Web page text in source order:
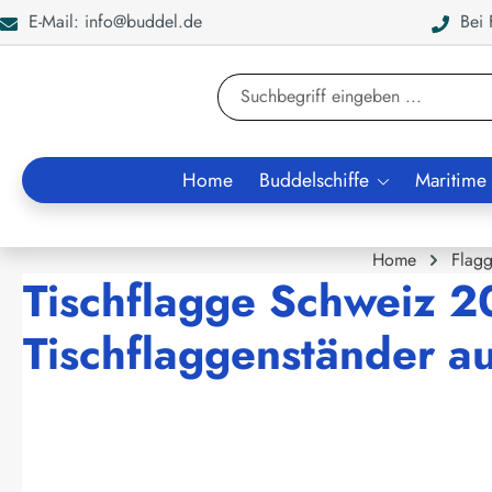
Zur Suche springen
E-Mail: info@buddel.de Bei
Home Buddelschiffe
Home
Tischflagge Schweiz
Tischflaggenständer